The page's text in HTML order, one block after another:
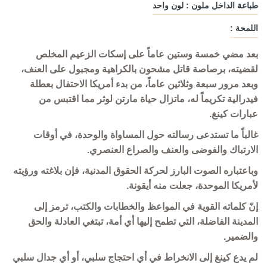
طباعة الداخل ملون : لون واحد
اللمحة :
بعد مضي خمسة وستين عاماً على إسكات الزعيم المخلص
لقضيته، برصاصة قاتل مشحون بالكراهية ومجبول على العنف،
وبعد مرور سبعة وثلاثين عاماً، من بدء أمريكا الاحتفال بعطلة
فيدرالية تكريماً له، ماتزال حياة مارتن لوثر مما اقتبس من
عبارات كينغ.
غالباً ما تستدعى رسالته حول المساواة والوحدة، في أوقات
الارتباك والفوضى والعنف والصراع العنصري.
وباعتباره الصوت البارز لحركة الحقوق المدنية، فإن بلاغته ورؤيته
لأمريكا الموحدة، جعلت منه أيقونة.
إنّ كلماته القوية في المواعظ والخطابات والكتب، ترمز إلى
المدينة الفاضلة، التي تطمح إليها أي أمة، تبتغي العادلة والحق
والضمير.
لم يدع كينغ إلى الانخراط في أي احتجاج سلبي، أو أي جدال سلبي